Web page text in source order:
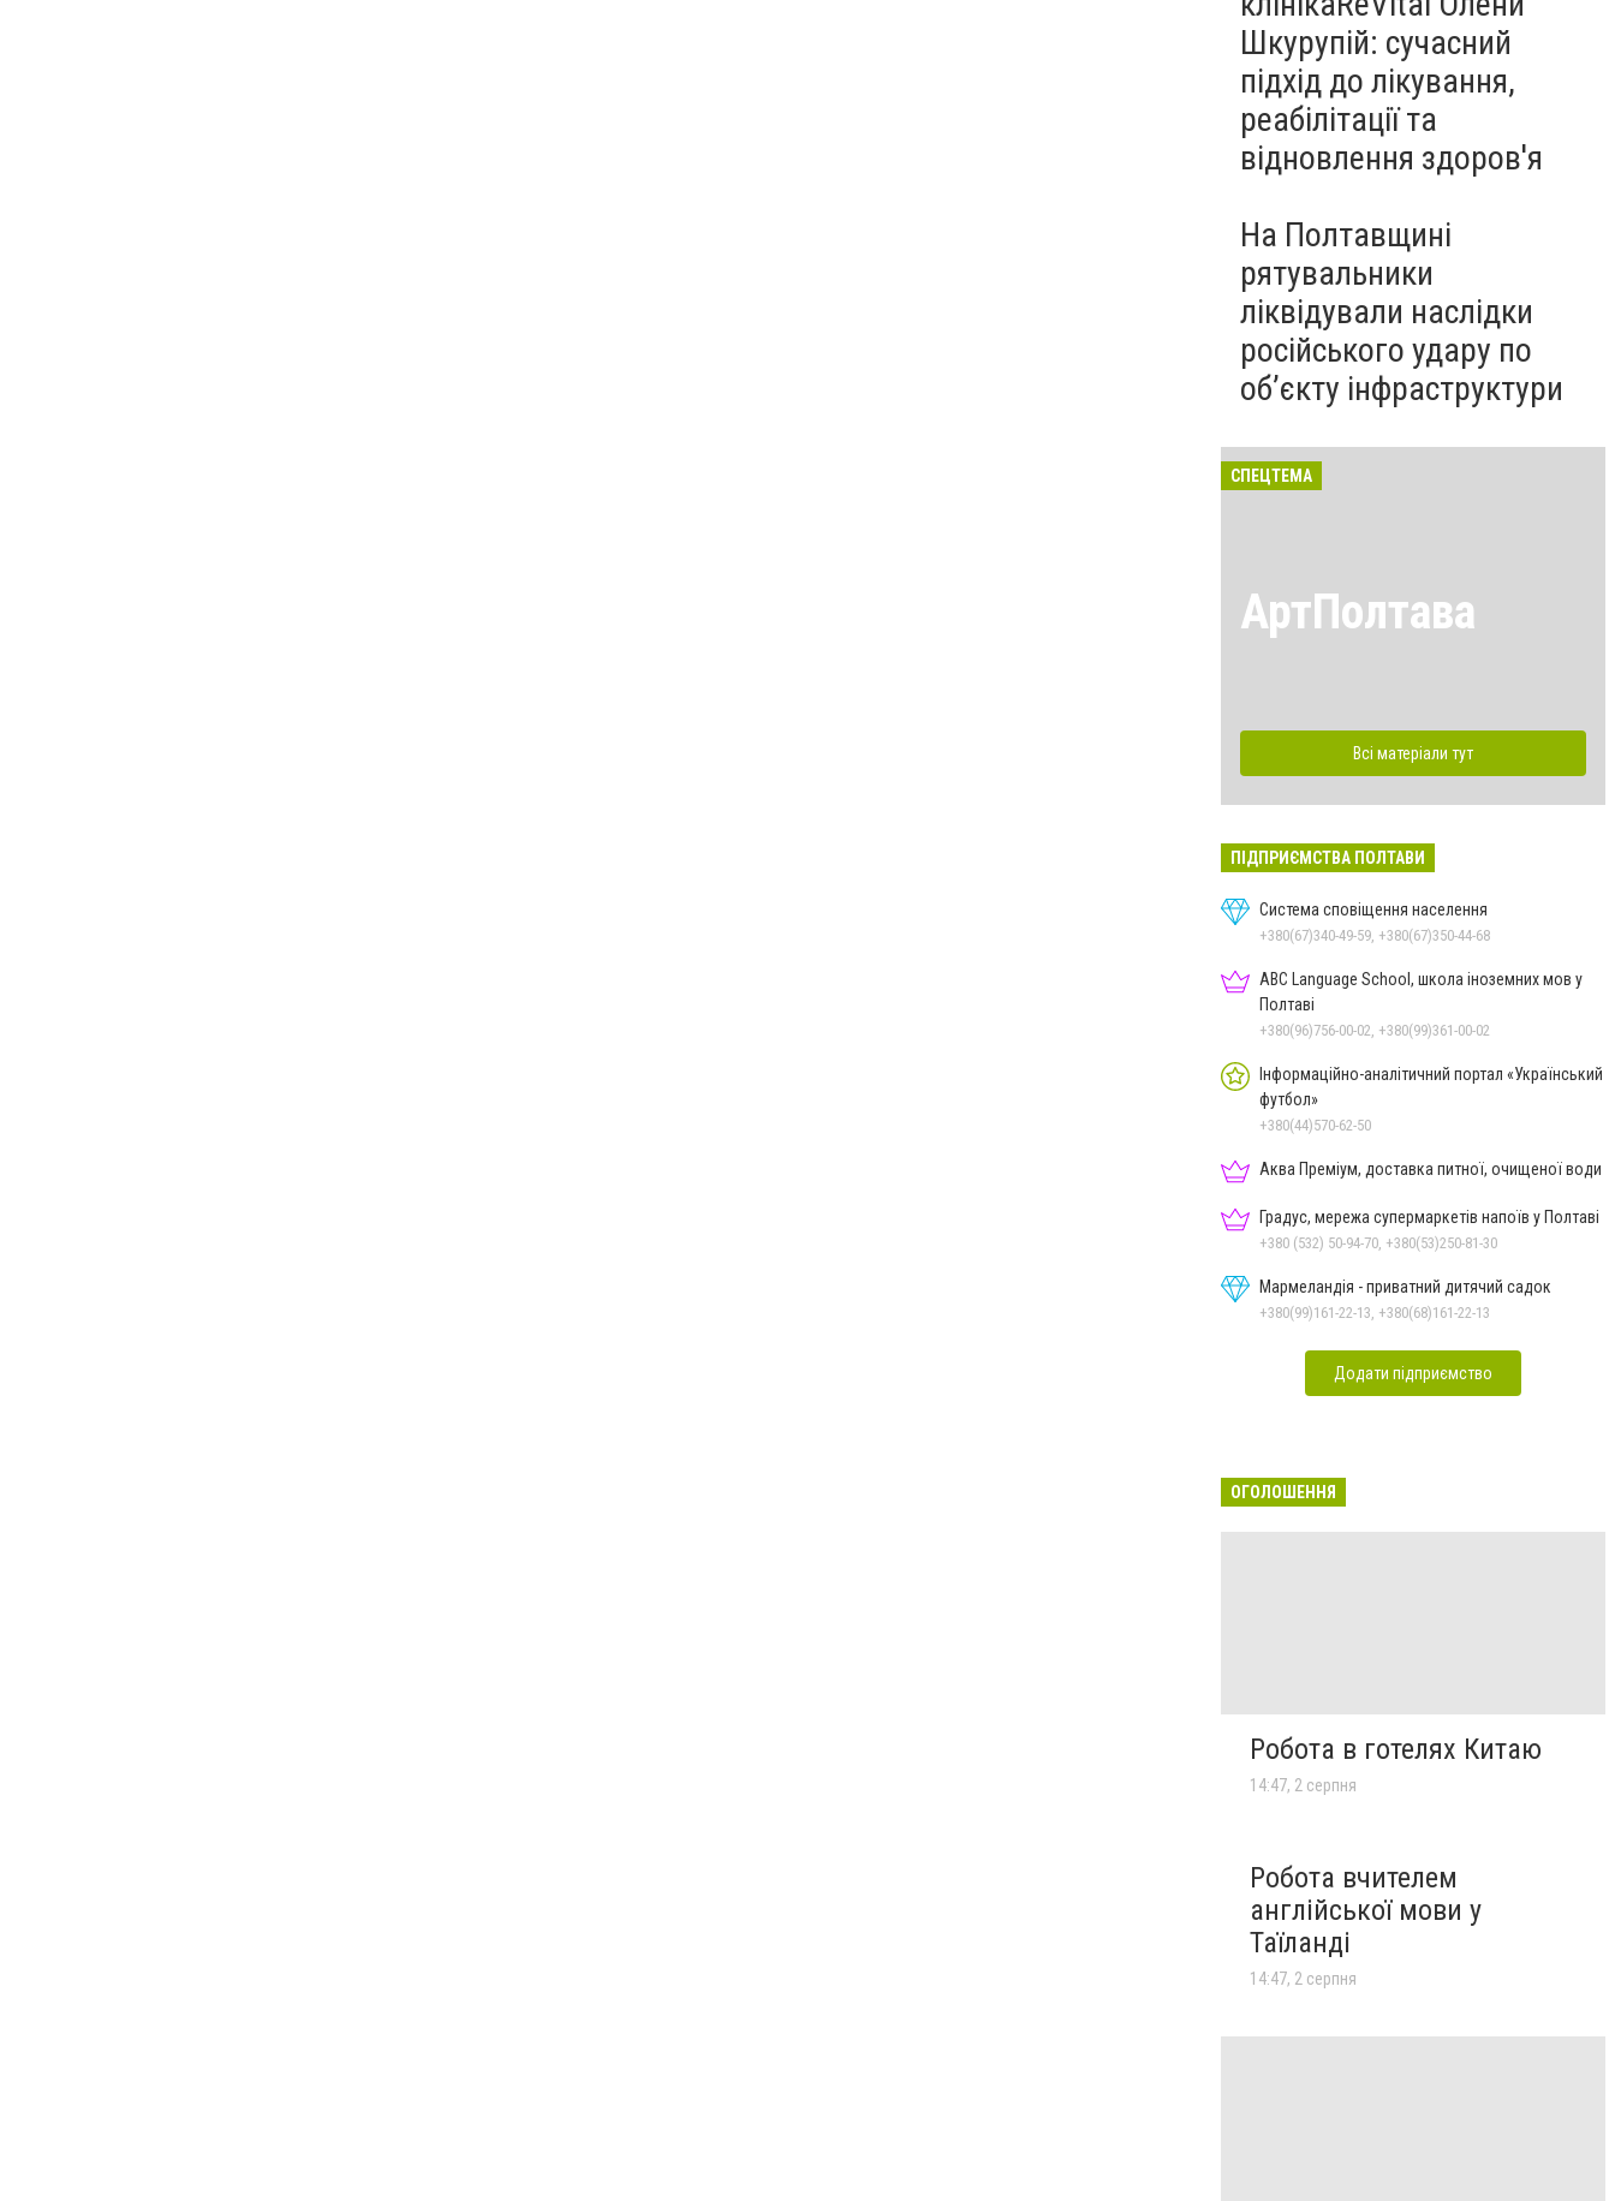
Шкурупій: сучасний
підхід до лікування,
реабілітації та
відновлення здоров'я
На Полтавщині
рятувальники
ліквідували наслідки
російського удару по
об’єкту інфраструктури
СПЕЦТЕМА
АртПолтава
Всі матеріали тут
ПІДПРИЄМСТВА ПОЛТАВИ
Система сповіщення населення
+380(67)340-49-59, +380(67)350-44-68
ABC Language School, школа іноземних мов у
Полтаві
+380(96)756-00-02, +380(99)361-00-02
Інформаційно-аналітичний портал «Український
футбол»
+380(44)570-62-50
Аква Преміум, доставка питної, очищеної води
Градус, мережа супермаркетів напоїв у Полтаві
+380 (532) 50-94-70, +380(53)250-81-30
Мармеландія - приватний дитячий садок
+380(99)161-22-13, +380(68)161-22-13
Додати підприємство
ОГОЛОШЕННЯ
Робота в готелях Китаю
14:47, 2 серпня
Робота вчителем
англійської мови у
Таїланді
14:47, 2 серпня